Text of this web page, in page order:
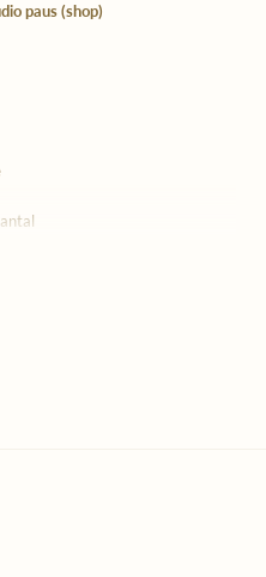
paus (shop)
van Treigny